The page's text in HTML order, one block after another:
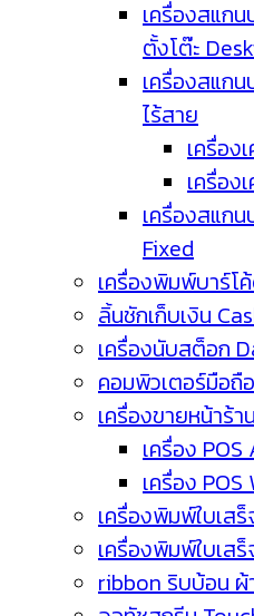
เครื่องสแก
ตั้งโต๊ะ
เครื่องสแก
ไร้สาย
เครื่อง
เครื่อง
เครื่องสแก
Fixed
เครื่องพิมพ์บาร์โ
ลิ้นชักเก็บเงิน
เครื่องนับสต็อก
คอมพิวเตอร์มือถื
เครื่องขายหน้าร้
เครื่อง
เครื่อง
เครื่องพิมพ์ใบเส
เครื่องพิมพ์ใบเส
ribbon ริบบ้อน